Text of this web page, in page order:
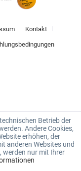
Kontakt
Betrieb der
Andere Cookies,
erhöhen, der
anderen Websites und
werden nur mit Ihrer